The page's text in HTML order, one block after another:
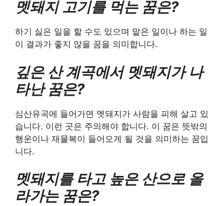
멧돼지 고기를 먹는 꿈은?
하기 싫은 일을 할 수도 있으며 맡은 일이나 하는 일
이 결과가 좋지 않을 꿈을 의미합니다.
깊은 산 계곡에서 멧돼지가 나
타난 꿈은?
심산유곡에 들어가면 멧돼지가 사람을 피해 살고 있
습니다. 이런 곳은 주의해야 합니다. 이 꿈은 뜻밖의
행운이나 재물복이 들어오게 될 것을 의미하는 꿈입
니다.
멧돼지를 타고 높은 산으로 올
라가는 꿈은?